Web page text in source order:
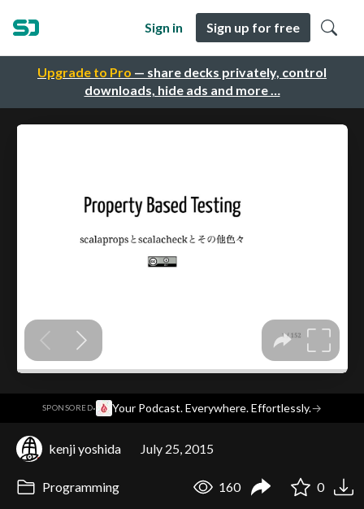
Upgrade to Pro — share decks privately, control
downloads, hide ads and more …
Sign in Sign up for free
SPONSORED· Your Podcast. Everywhere. Effortlessly.→
kenji yoshida July 25, 2015
Programming 160 0